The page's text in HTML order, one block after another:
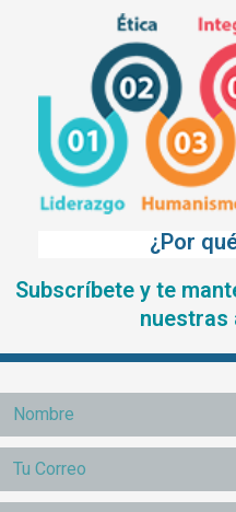
¿Por
Subscríbete y te
nuestras